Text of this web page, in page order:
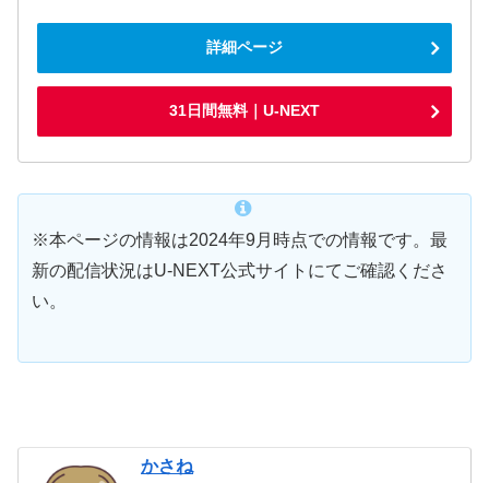
詳細ページ
31日間無料｜U-NEXT
※本ページの情報は2024年9月時点での情報です。最
新の配信状況はU-NEXT公式サイトにてご確認くださ
い。
かさね